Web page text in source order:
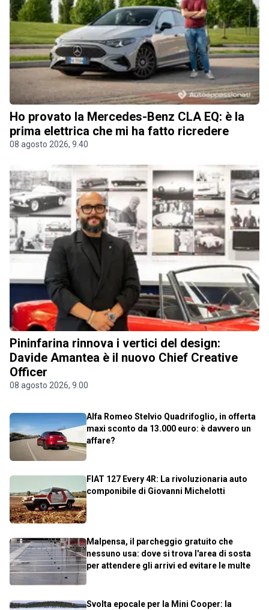
Ho provato la Mercedes-Benz CLA EQ: è la
prima elettrica che mi ha fatto ricredere
08 agosto 2026, 9.40
Pininfarina rinnova i vertici del design:
Davide Amantea è il nuovo Chief Creative
Officer
08 agosto 2026, 9.00
Alfa Romeo Stelvio Quadrifoglio, in offerta
maxi sconto da 13.000 euro: è davvero un
affare?
FIAT 127 Every 4R: La rivoluzionaria auto
componibile di Giovanni Michelotti
Malpensa, il parcheggio gratuito che
nessuno usa: dove si trova l'area di sosta
per attendere gli arrivi ed evitare le multe
Svolta epocale per la Mini Cooper: la